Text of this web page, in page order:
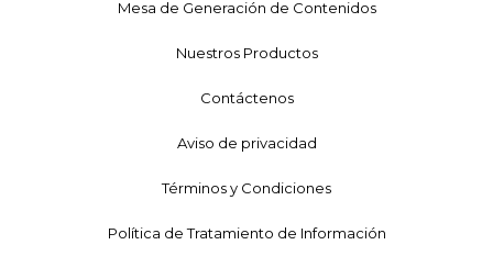
Mesa de Generación de Contenidos
Nuestros Productos
Contáctenos
Aviso de privacidad
Términos y Condiciones
Política de Tratamiento de Información